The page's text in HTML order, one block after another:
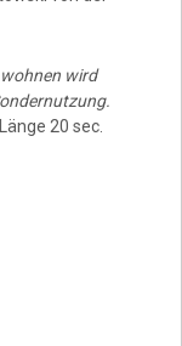
wird
20 sec.